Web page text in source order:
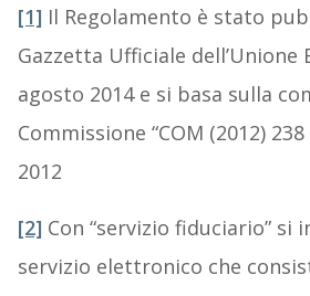
[1] Il Regolamento è stato
Gazzetta Ufficiale dell’Unione
agosto 2014 e si basa sulla
Commissione “COM (2012)
2012
[2] Con “servizio fiduciario” si
servizio elettronico che